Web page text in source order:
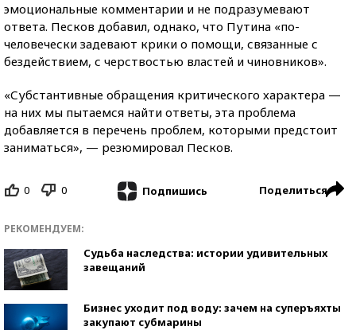
эмоциональные комментарии и не подразумевают
ответа. Песков добавил, однако, что Путина «по-
человечески задевают крики о помощи, связанные с
бездействием, с черствостью властей и чиновников».
«Субстантивные обращения критического характера —
на них мы пытаемся найти ответы, эта проблема
добавляется в перечень проблем, которыми предстоит
заниматься», — резюмировал Песков.
0 0 Подпишись Поделиться
РЕКОМЕНДУЕМ:
Судьба наследства: истории удивительных
завещаний
Бизнес уходит под воду: зачем на суперъяхты
закупают субмарины